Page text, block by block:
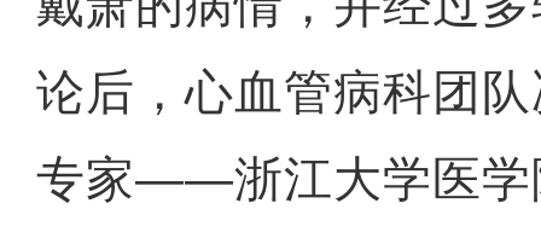
论后，心血管病科团
专家——浙江大学医学